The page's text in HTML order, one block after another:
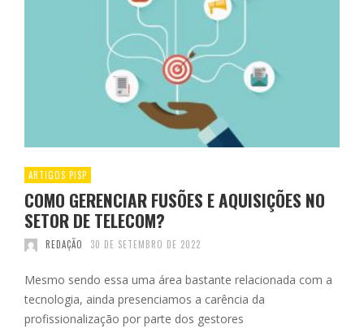
ARTIGOS PISP
COMO GERENCIAR FUSÕES E AQUISIÇÕES NO
SETOR DE TELECOM?
REDAÇÃO 30 DE SETEMBRO DE 2022
Mesmo sendo essa uma área bastante relacionada com a
tecnologia, ainda presenciamos a carência da
profissionalização por parte dos gestores